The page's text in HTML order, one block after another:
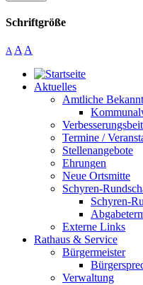
Schriftgröße
A A A
Aktuelles
Amtliche
Termine /
Stellenangebote
Ehrungen
Neue Ortsmitte
Schyren-
Schyren-
Externe Links
Rathaus & Service
Bürgermeister
Verwaltung